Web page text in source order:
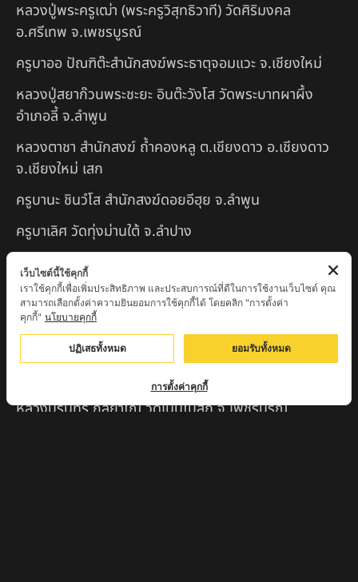
หลวงปู่พระครูเฒ่า (พระครูวิสุทธิวาที) วัดศิริมงคล
อ.ศรีเทพ จ.เพชรบูรณ์
ครูบาออ ปัณฑิต๊ะสำนักสงฆ์พระธาตุจอมแวะ จ.เชียงใหม่
หลวงปู่สยาก๊วนพระชะยะ อินต๊ะวังโส วัดพระบาทผาผึ้ง
อำเภอลี้ จ.ลำพูน
หลวงตาชา สำนักสงฆ์ ถ้ำคองหลู ต.เชียงดาว อ.เชียงดาว
จ.เชียงใหม่ เสก
ครูบานะ ชินวํโส สำนักสงฆ์ดอยอีฮุย จ.ลำพูน
ครูบาเลิศ วัดทุ่งม่านใต้ จ.ลำปาง
หลวงปู่หนู นรินโท วัดวังท่าดี จ.เพชรบูรณ์
ครูบาทอง วัดก้อท่า จ.ลำพูน
ครูบาตุ๊เจ้าปู่หว่าหลิ่ง วิระทะโย วัดเวฬุวัน อ.เชียงดาว
จ.เชียงใหม่
ครูบาศรี สุจิตโต บ้านสบก๋ง จ.ลำปาง
หลวงปู่รินทร์ กลฺยาโณ วัดเนินโบสถ์ จ.เพชรบูรณ์
เว็บไซต์นี้ใช้คุกกี้
เราใช้คุกกี้เพื่อเพิ่มประสิทธิภาพ และประสบการณ์ที่ดีในการใช้งานเว็บไซต์ คุณ
สามารถเลือกตั้งค่าความยินยอมการใช้คุกกี้ได้ โดยคลิก "การตั้งค่า
คุกกี้" นโยบายคุกกี้
ปฏิเสธทั้งหมด ยอมรับทั้งหมด
การตั้งค่าคุกกี้